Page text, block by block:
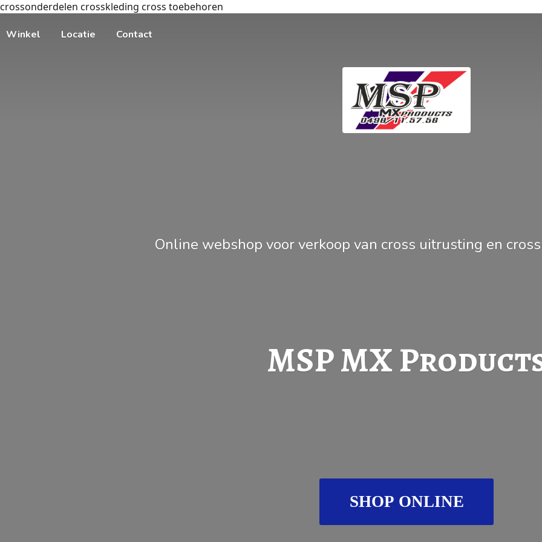
crossonderdelen crosskleding cross toebehoren
Winkel Locatie Contact
MSPMX
Online webshop voor verkoop van cross uitrusting en
SHOP ONLINE